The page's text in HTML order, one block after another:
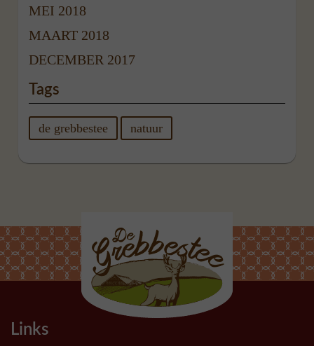
MEI 2018
MAART 2018
DECEMBER 2017
Tags
de grebbestee natuur
Links